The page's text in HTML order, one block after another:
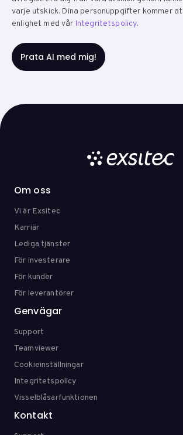
varje utskick. Dina personuppgifter kommer
enlighet med vår Integritetspolicy.
Om oss
Vi är Exsitec
Karriär
Lediga tjänster
För investerare
För kunder
För leverantörer
Genvägar
Support
Teamviewer
Cookieinställningar
Integritetspolicy
Visselblåsarfunktionen
Kontakt